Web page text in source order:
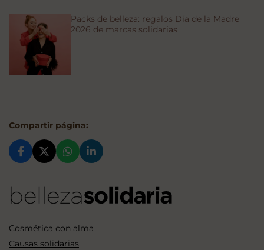
Packs de belleza: regalos Día de la Madre
2026 de marcas solidarias
Compartir página:
Cosmética con alma
Causas solidarias